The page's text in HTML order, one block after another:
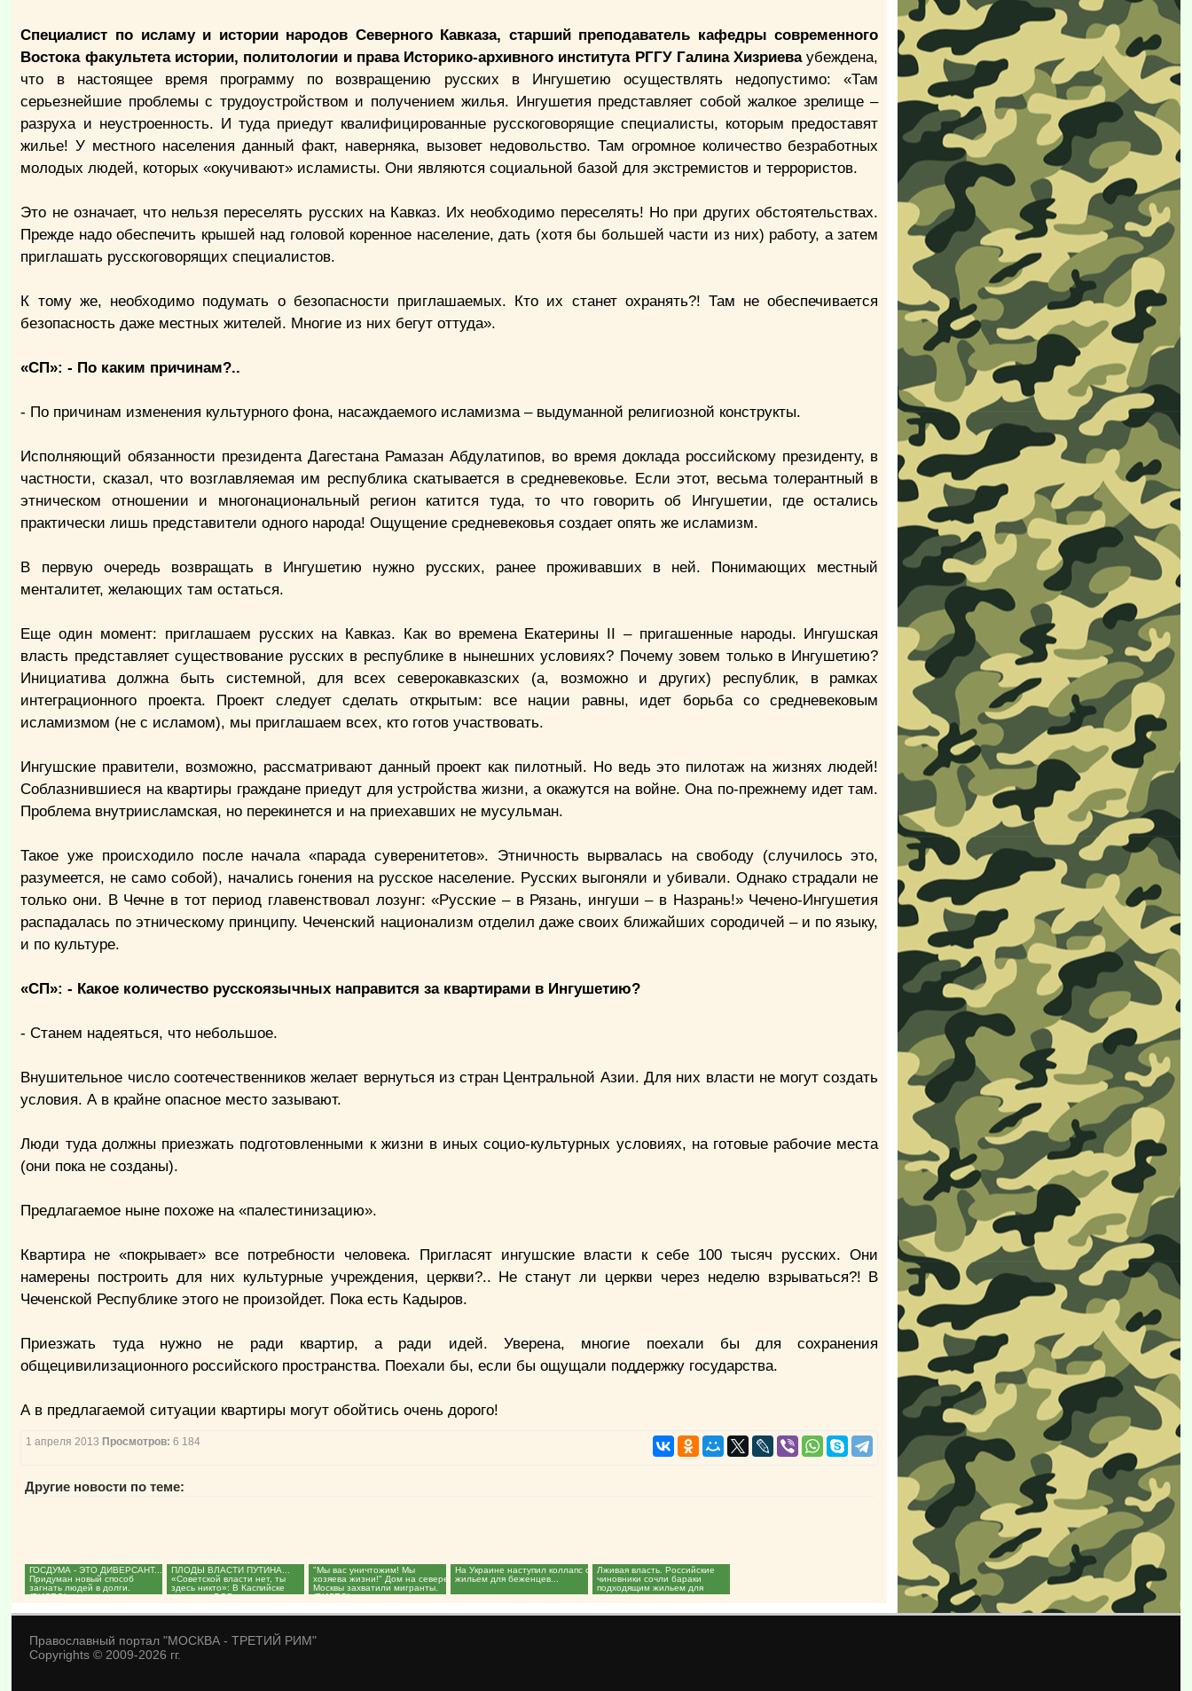
Специалист по исламу и истории народов Северного Кавказа, старший преподаватель кафедры современного
Востока факультета истории, политологии и права Историко-архивного института РГГУ Галина Хизриеваубеждена,
что в настоящее время программу по возвращению русских в Ингушетию осуществлять недопустимо: «Там
серьезнейшие проблемы с трудоустройством и получением жилья. Ингушетия представляет собой жалкое зрелище –
разруха и неустроенность. И туда приедут квалифицированные русскоговорящие специалисты, которым предоставят
жилье! У местного населения данный факт, наверняка, вызовет недовольство. Там огромное количество безработных
молодых людей, которых «окучивают» исламисты. Они являются социальной базой для экстремистов и террористов.
Это не означает, что нельзя переселять русских на Кавказ. Их необходимо переселять! Но при других обстоятельствах.
Прежде надо обеспечить крышей над головой коренное население, дать (хотя бы большей части из них) работу, а затем
приглашать русскоговорящих специалистов.
К тому же, необходимо подумать о безопасности приглашаемых. Кто их станет охранять?! Там не обеспечивается
безопасность даже местных жителей. Многие из них бегут оттуда».
«СП»: - По каким причинам?..
- По причинам изменения культурного фона, насаждаемого исламизма – выдуманной религиозной конструкты.
Исполняющий обязанности президента Дагестана Рамазан Абдулатипов, во время доклада российскому президенту, в
частности, сказал, что возглавляемая им республика скатывается в средневековье. Если этот, весьма толерантный в
этническом отношении и многонациональный регион катится туда, то что говорить об Ингушетии, где остались
практически лишь представители одного народа! Ощущение средневековья создает опять же исламизм.
В первую очередь возвращать в Ингушетию нужно русских, ранее проживавших в ней. Понимающих местный
менталитет, желающих там остаться.
Еще один момент: приглашаем русских на Кавказ. Как во времена Екатерины II – пригашенные народы. Ингушская
власть представляет существование русских в республике в нынешних условиях? Почему зовем только в Ингушетию?
Инициатива должна быть системной, для всех северокавказских (а, возможно и других) республик, в рамках
интеграционного проекта. Проект следует сделать открытым: все нации равны, идет борьба со средневековым
исламизмом (не с исламом), мы приглашаем всех, кто готов участвовать.
Ингушские правители, возможно, рассматривают данный проект как пилотный. Но ведь это пилотаж на жизнях людей!
Соблазнившиеся на квартиры граждане приедут для устройства жизни, а окажутся на войне. Она по-прежнему идет там.
Проблема внутриисламская, но перекинется и на приехавших не мусульман.
Такое уже происходило после начала «парада суверенитетов». Этничность вырвалась на свободу (случилось это,
разумеется, не само собой), начались гонения на русское население. Русских выгоняли и убивали. Однако страдали не
только они. В Чечне в тот период главенствовал лозунг: «Русские – в Рязань, ингуши – в Назрань!» Чечено-Ингушетия
распадалась по этническому принципу. Чеченский национализм отделил даже своих ближайших сородичей – и по языку,
и по культуре.
«СП»: - Какое количество русскоязычных направится за квартирами в Ингушетию?
- Станем надеяться, что небольшое.
Внушительное число соотечественников желает вернуться из стран Центральной Азии. Для них власти не могут создать
условия. А в крайне опасное место зазывают.
Люди туда должны приезжать подготовленными к жизни в иных социо-культурных условиях, на готовые рабочие места
(они пока не созданы).
Предлагаемое ныне похоже на «палестинизацию».
Квартира не «покрывает» все потребности человека. Пригласят ингушские власти к себе 100 тысяч русских. Они
намерены построить для них культурные учреждения, церкви?.. Не станут ли церкви через неделю взрываться?! В
Чеченской Республике этого не произойдет. Пока есть Кадыров.
Приезжать туда нужно не ради квартир, а ради идей. Уверена, многие поехали бы для сохранения
общецивилизационного российского пространства. Поехали бы, если бы ощущали поддержку государства.
А в предлагаемой ситуации квартиры могут обойтись очень дорого!
1 апреля 2013 Просмотров: 6 184
Другие новости по теме:
ГОСДУМА - ЭТО ДИВЕРСАНТ...
Придуман новый способ
загнать людей в долги.
(ВИДЕО)...
ПЛОДЫ ВЛАСТИ ПУТИНА...
«Советской власти нет, ты
здесь никто»: В Каспийске
ветерану ВОВ отказали в...
"Мы вас уничтожим! Мы
хозяева жизни!" Дом на севере
Москвы захватили мигранты.
(ВИДЕО)...
На Украине наступил коллапс с
жильем для беженцев...
Лживая власть. Российские
чиновники сочли бараки
подходящим жильем для
ветеранов...
Православный портал "МОСКВА - ТРЕТИЙ РИМ"
Copyrights © 2009-2026 гг.